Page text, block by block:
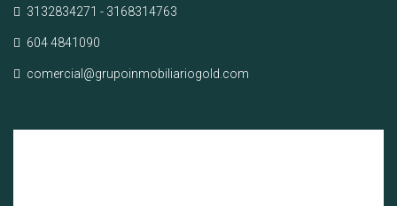
3132834271 - 3168314763
604 4841090
comercial@grupoinmobiliariogold.com